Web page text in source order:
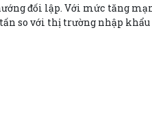
đối lập. Với mức tăng
so với thị trường nhập khẩu